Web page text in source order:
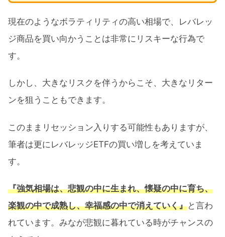
現在のようなボラティリティの高い相場で、レバレッ
ジ商品を買い向かうことは非常にリスキーな行為で
す。
しかし、大きなリスクを伴うからこそ、大きなリター
ンを狙うこともできます。
このままリセッション入りする可能性もありますが、
筆者は更にレバレッジETFの買い増しを考えていま
す。
『強気相場は、悲観の中に生まれ、懐疑の中に育ち、
楽観の中で成熟し、幸福感の中で消えていく』と言わ
れています。みなが悲観に暮れている時がチャンスの